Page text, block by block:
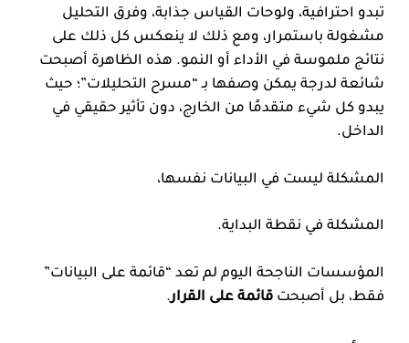
تبدو احترافية، ولوحات القياس جذابة، وفرق التحليل
مشغولة باستمرار، ومع ذلك لا ينعكس كل ذلك على
نتائج ملموسة في الأداء أو النمو. هذه الظاهرة أصبحت
شائعة لدرجة يمكن وصفها بـ “مسرح التحليلات”؛ حيث
يبدو كل شيء متقدمًا من الخارج، دون تأثير حقيقي في
الداخل.
المشكلة ليست في البيانات نفسها،
المشكلة في نقطة البداية.
المؤسسات الناجحة اليوم لم تعد “قائمة على البيانات”
فقط، بل أصبحت قائمة على القرار.